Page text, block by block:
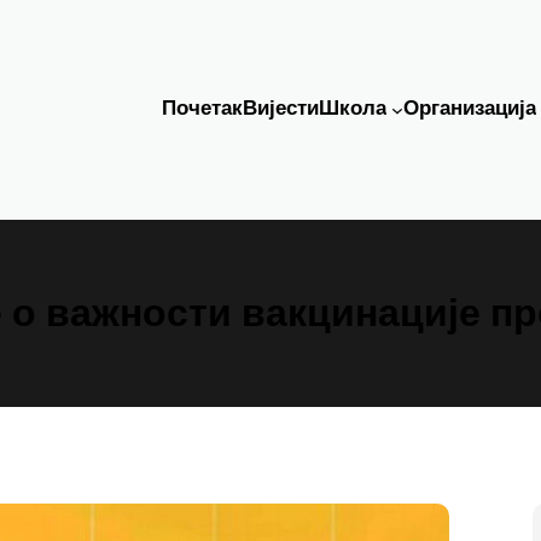
ПочетакВијестиШкола Организација
важности вакцинације